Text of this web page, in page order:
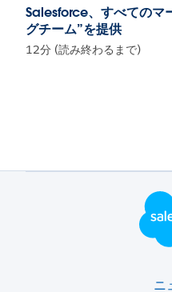
Salesforce、すべてのマ
グチーム”を提供
12分 (読み終わるまで)
フッ
ニ